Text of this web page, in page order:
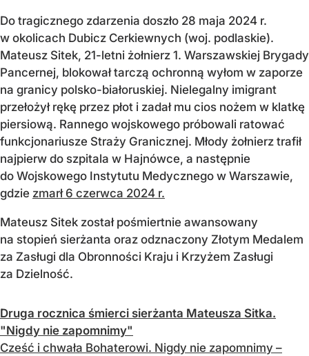
Do tragicznego zdarzenia doszło 28 maja 2024 r.
w okolicach Dubicz Cerkiewnych (woj. podlaskie).
Mateusz Sitek, 21-letni żołnierz 1. Warszawskiej Brygady
Pancernej, blokował tarczą ochronną wyłom w zaporze
na granicy polsko-białoruskiej. Nielegalny imigrant
przełożył rękę przez płot i zadał mu cios nożem w klatkę
piersiową. Rannego wojskowego próbowali ratować
funkcjonariusze Straży Granicznej. Młody żołnierz trafił
najpierw do szpitala w Hajnówce, a następnie
do Wojskowego Instytutu Medycznego w Warszawie,
gdzie zmarł 6 czerwca 2024 r.
Mateusz Sitek został pośmiertnie awansowany
na stopień sierżanta oraz odznaczony Złotym Medalem
za Zasługi dla Obronności Kraju i Krzyżem Zasługi
za Dzielność.
Druga rocznica śmierci sierżanta Mateusza Sitka.
"Nigdy nie zapomnimy"
Cześć i chwała Bohaterowi. Nigdy nie zapomnimy –